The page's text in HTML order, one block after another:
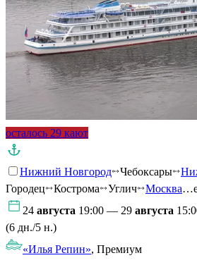
осталось 29 кают
Нижний Новгород Чебоксары
Городец
Кострома Углич Москва
24 августа 19:00 — 29 августа
(6 дн./5 н.)
«Илья Репин», Премиум